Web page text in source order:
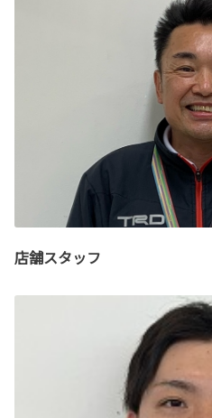
店舗スタッフ